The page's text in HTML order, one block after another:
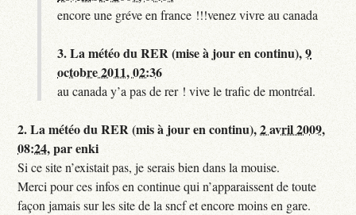
encore une gréve en france !!!venez vivre au canada
3.La météo du RER (mise à jour en continu),9
octobre 2011, 02:36
au canada y’a pas de rer ! vive le trafic de montréal.
2.La météo du RER (mis à jour en continu),2 avril 2009,
08:24,parenki
Si ce site n’existait pas, je serais bien dans la mouise.
Merci pour ces infos en continue qui n’apparaissent de toute
façon jamais sur les site de la sncf et encore moins en gare.